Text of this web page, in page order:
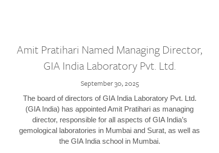
Amit Pratihari Named Managing Director,
GIA India Laboratory Pvt. Ltd.
September 30, 2025
The board of directors of GIA India Laboratory Pvt. Ltd.
(GIA India) has appointed Amit Pratihari as managing
director, responsible for all aspects of GIA India’s
gemological laboratories in Mumbai and Surat, as well as
the GIA India school in Mumbai.